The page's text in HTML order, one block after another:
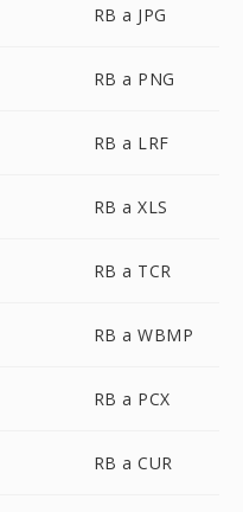
RB a JPG
RB a PNG
RB a LRF
RB a XLS
RB a TCR
RB a WBMP
RB a PCX
RB a CUR